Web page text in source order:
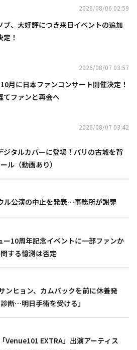
2026/08/06 02:59
ブ、大好評につき来日イベントの追加
！
2026/08/07 03:57
月に日本ファンコンサート開催決定！
てファンと再会へ
2026/08/07 03:42
ジタルカバーに登場！パリの古城を背
ル（動画あり）
ル公演の中止を発表…事務所が謝罪
ー10周年記念イベントに一部ファンか
する憶測は否定
ンヒョン、カムバックを前に休養発
断…明日手術を受ける」
Venue101 EXTRA」出演アーティス